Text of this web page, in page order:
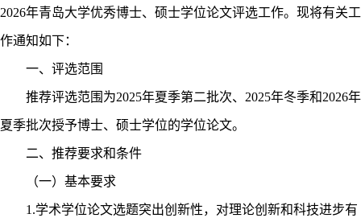
2026年青岛大学优秀博士、硕士学位论文评选工作。现将有关工
作通知如下：
一、评选范围
推荐评选范围为2025年夏季第二批次、 2025年冬季和2026年
夏季批次授予博士、硕士学位的学位论文。
二、推荐要求和条件
（一）基本要求
1.学术学位论文选题突出创新性，对理论创新和科技进步有